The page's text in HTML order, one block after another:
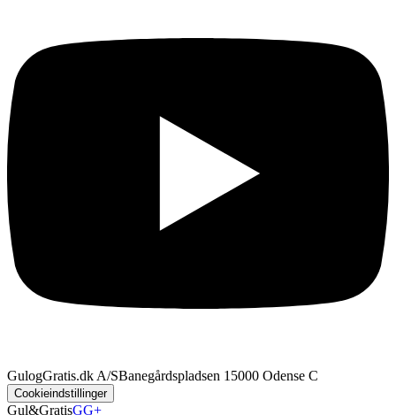
GulogGratis.dk A/SBanegårdspladsen 1 5000 Odense C
Cookieindstillinger
Gul&GratisGG+